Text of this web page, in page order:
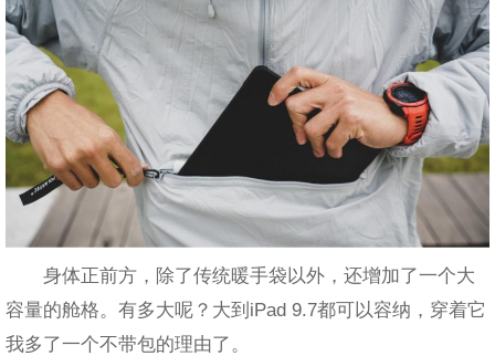
身体正前方，除了传统暖手袋以外，还增加了一个大
容量的舱格。有多大呢？大到iPad 9.7都可以容纳，穿着它
我多了一个不带包的理由了。